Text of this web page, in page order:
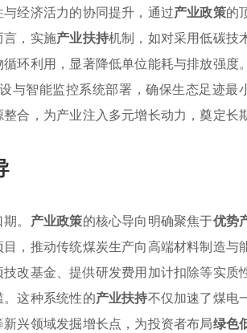
经济活力的协同提升，通过产业政策的
言，实施产业扶持机制，如对采用低碳技
环利用，显著降低单位能耗与排放强度。
与智能监控系统部署，确保生态足迹最
合，为产业注入多元增长动力，奠定长
。 产业政策的核心导向明确聚焦于优势
，推动传统煤炭生产向高端材料制造与
改基金、提供研发费用加计扣除等实质
这种系统性的产业扶持不仅加速了煤电
兴领域发掘增长点，为投资者布局绿色